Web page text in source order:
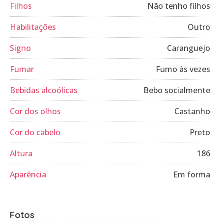
Filhos
Não tenho filhos
Habilitações
Outro
Signo
Caranguejo
Fumar
Fumo às vezes
Bebidas alcoólicas
Bebo socialmente
Cor dos olhos
Castanho
Cor do cabelo
Preto
Altura
186
Aparência
Em forma
Fotos